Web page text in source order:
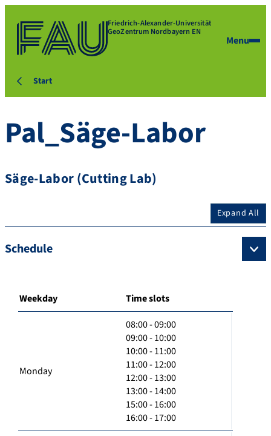
Friedrich-Alexander-Universität
GeoZentrum Nordbayern EN
Menu
Start
Pal_Säge-Labor
Säge-Labor (Cutting Lab)
Expand All
Schedule
Weekday Time slots
Monday
08:00 - 09:00
09:00 - 10:00
10:00 - 11:00
11:00 - 12:00
12:00 - 13:00
13:00 - 14:00
15:00 - 16:00
16:00 - 17:00